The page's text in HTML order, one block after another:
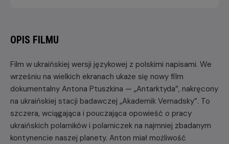
OPIS FILMU
Film w ukraińskiej wersji językowej z polskimi napisami. We
wrześniu na wielkich ekranach ukaże się nowy film
dokumentalny Antona Ptuszkina — „Antarktyda”, nakręcony
na ukraińskiej stacji badawczej „Akademik Vernadsky”. To
szczera, wciągająca i pouczająca opowieść o pracy
ukraińskich polarników i polarniczek na najmniej zbadanym
kontynencie naszej planety. Anton miał możliwość